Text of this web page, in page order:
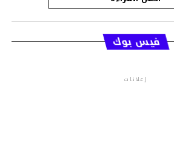
فيس بوك
إعلانات